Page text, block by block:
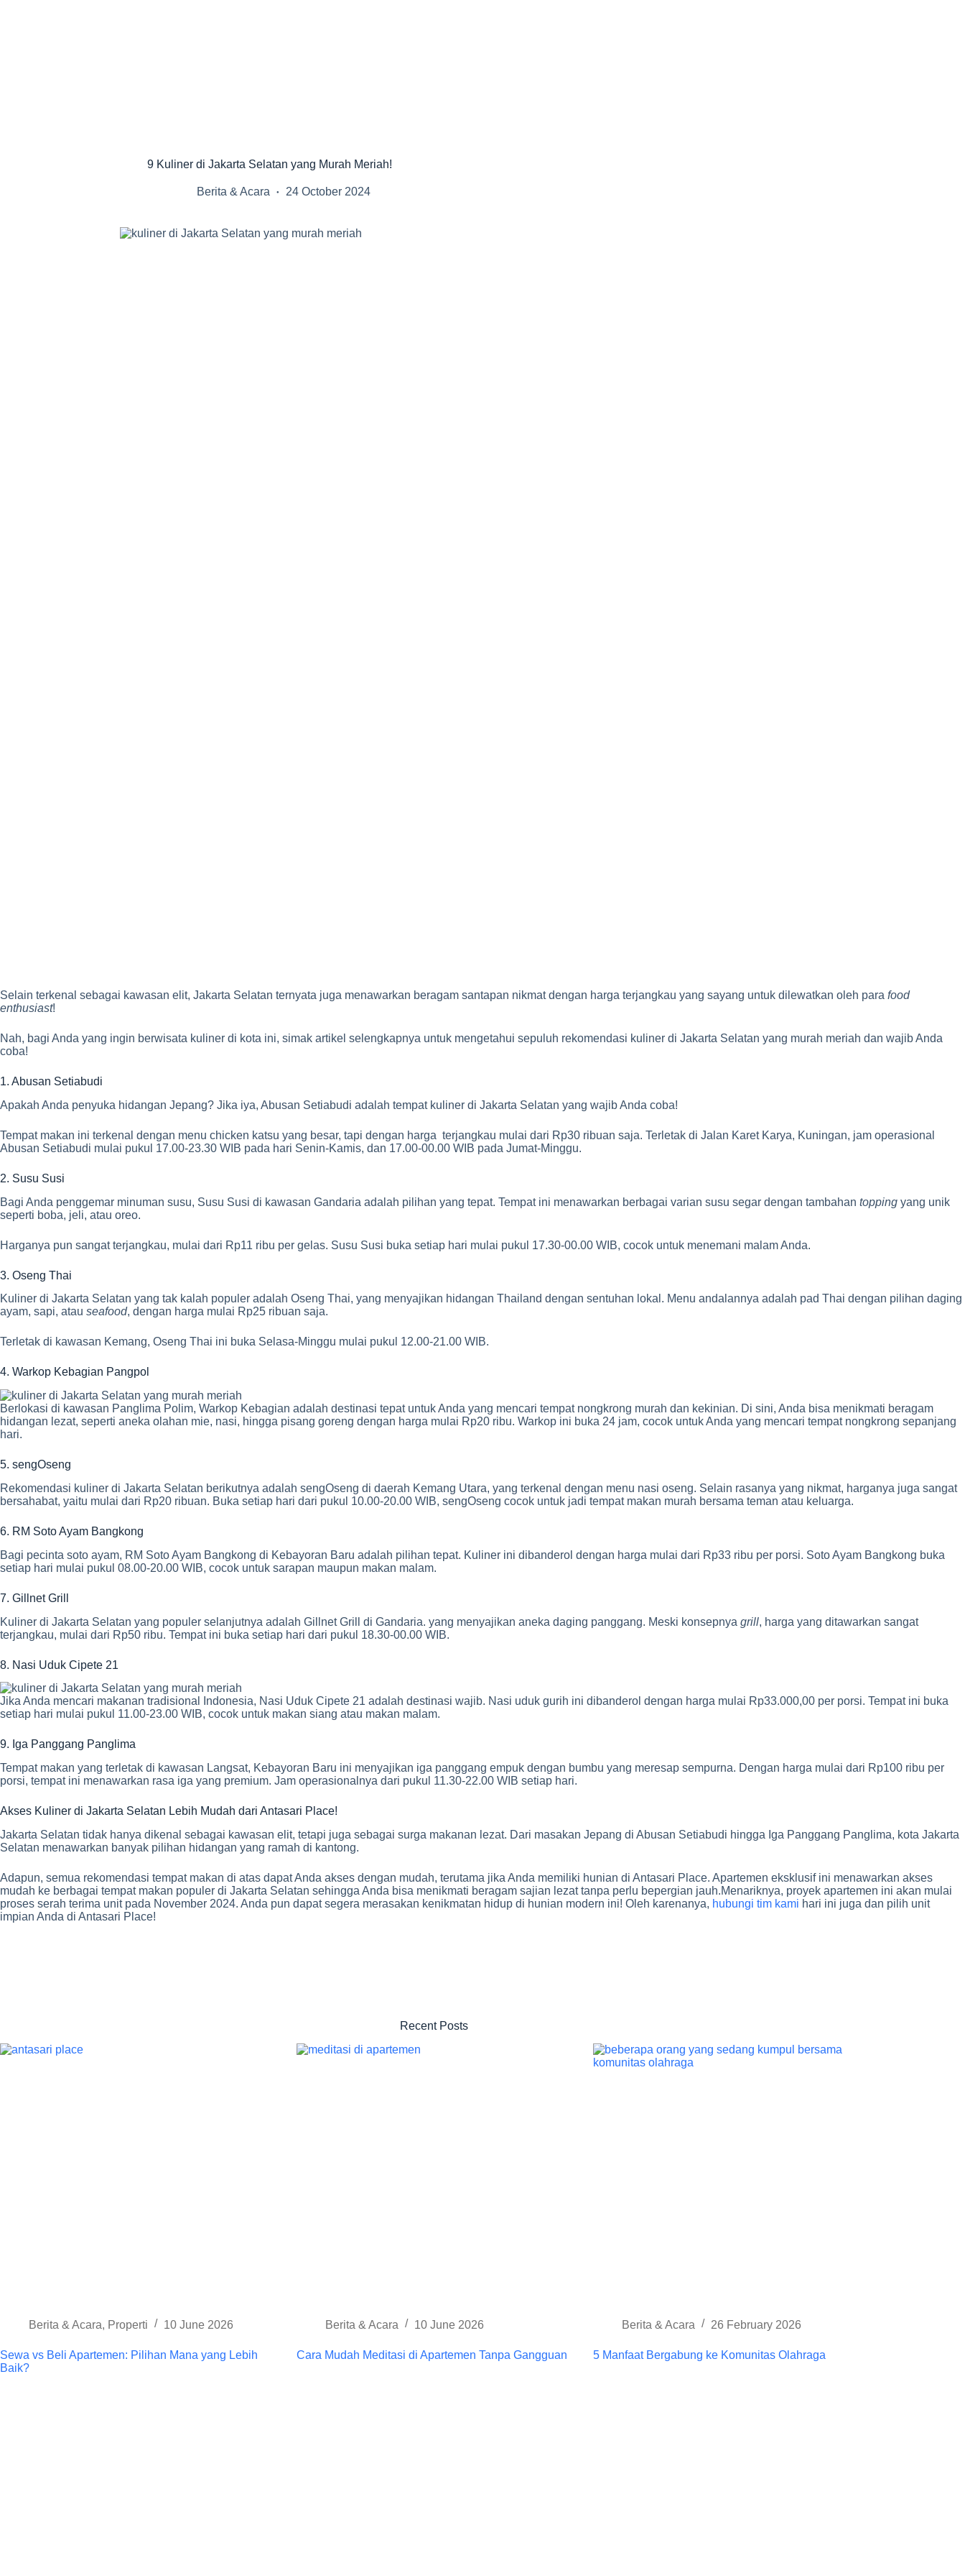
9 Kuliner di Jakarta Selatan yang Murah Meriah!
Berita & Acara 24 October 2024
Selain terkenal sebagai kawasan elit, Jakarta Selatan ternyata juga menawarkan beragam santapan nikmat dengan harga terjangkau yang sayang untuk dilewatkan oleh para food
enthusiast!
Nah, bagi Anda yang ingin berwisata kuliner di kota ini, simak artikel selengkapnya untuk mengetahui sepuluh rekomendasi kuliner di Jakarta Selatan yang murah meriah dan wajib Anda
coba!
1. Abusan Setiabudi
Apakah Anda penyuka hidangan Jepang? Jika iya, Abusan Setiabudi adalah tempat kuliner di Jakarta Selatan yang wajib Anda coba!
Tempat makan ini terkenal dengan menu chicken katsu yang besar, tapi dengan harga terjangkau mulai dari Rp30 ribuan saja. Terletak di Jalan Karet Karya, Kuningan, jam operasional
Abusan Setiabudi mulai pukul 17.00-23.30 WIB pada hari Senin-Kamis, dan 17.00-00.00 WIB pada Jumat-Minggu.
2. Susu Susi
Bagi Anda penggemar minuman susu, Susu Susi di kawasan Gandaria adalah pilihan yang tepat. Tempat ini menawarkan berbagai varian susu segar dengan tambahan topping yang unik
seperti boba, jeli, atau oreo.
Harganya pun sangat terjangkau, mulai dari Rp11 ribu per gelas. Susu Susi buka setiap hari mulai pukul 17.30-00.00 WIB, cocok untuk menemani malam Anda.
3. Oseng Thai
Kuliner di Jakarta Selatan yang tak kalah populer adalah Oseng Thai, yang menyajikan hidangan Thailand dengan sentuhan lokal. Menu andalannya adalah pad Thai dengan pilihan daging
ayam, sapi, atau seafood, dengan harga mulai Rp25 ribuan saja.
Terletak di kawasan Kemang, Oseng Thai ini buka Selasa-Minggu mulai pukul 12.00-21.00 WIB.
4. Warkop Kebagian Pangpol
Berlokasi di kawasan Panglima Polim, Warkop Kebagian adalah destinasi tepat untuk Anda yang mencari tempat nongkrong murah dan kekinian. Di sini, Anda bisa menikmati beragam
hidangan lezat, seperti aneka olahan mie, nasi, hingga pisang goreng dengan harga mulai Rp20 ribu. Warkop ini buka 24 jam, cocok untuk Anda yang mencari tempat nongkrong sepanjang
hari.
5. sengOseng
Rekomendasi kuliner di Jakarta Selatan berikutnya adalah sengOseng di daerah Kemang Utara, yang terkenal dengan menu nasi oseng. Selain rasanya yang nikmat, harganya juga sangat
bersahabat, yaitu mulai dari Rp20 ribuan. Buka setiap hari dari pukul 10.00-20.00 WIB, sengOseng cocok untuk jadi tempat makan murah bersama teman atau keluarga.
6. RM Soto Ayam Bangkong
Bagi pecinta soto ayam, RM Soto Ayam Bangkong di Kebayoran Baru adalah pilihan tepat. Kuliner ini dibanderol dengan harga mulai dari Rp33 ribu per porsi. Soto Ayam Bangkong buka
setiap hari mulai pukul 08.00-20.00 WIB, cocok untuk sarapan maupun makan malam.
7. Gillnet Grill
Kuliner di Jakarta Selatan yang populer selanjutnya adalah Gillnet Grill di Gandaria. yang menyajikan aneka daging panggang. Meski konsepnya grill, harga yang ditawarkan sangat
terjangkau, mulai dari Rp50 ribu. Tempat ini buka setiap hari dari pukul 18.30-00.00 WIB.
8. Nasi Uduk Cipete 21
Jika Anda mencari makanan tradisional Indonesia, Nasi Uduk Cipete 21 adalah destinasi wajib. Nasi uduk gurih ini dibanderol dengan harga mulai Rp33.000,00 per porsi. Tempat ini buka
setiap hari mulai pukul 11.00-23.00 WIB, cocok untuk makan siang atau makan malam.
9. Iga Panggang Panglima
Tempat makan yang terletak di kawasan Langsat, Kebayoran Baru ini menyajikan iga panggang empuk dengan bumbu yang meresap sempurna. Dengan harga mulai dari Rp100 ribu per
porsi, tempat ini menawarkan rasa iga yang premium. Jam operasionalnya dari pukul 11.30-22.00 WIB setiap hari.
Akses Kuliner di Jakarta Selatan Lebih Mudah dari Antasari Place!
Jakarta Selatan tidak hanya dikenal sebagai kawasan elit, tetapi juga sebagai surga makanan lezat. Dari masakan Jepang di Abusan Setiabudi hingga Iga Panggang Panglima, kota Jakarta
Selatan menawarkan banyak pilihan hidangan yang ramah di kantong.
Adapun, semua rekomendasi tempat makan di atas dapat Anda akses dengan mudah, terutama jika Anda memiliki hunian di Antasari Place. Apartemen eksklusif ini menawarkan akses
mudah ke berbagai tempat makan populer di Jakarta Selatan sehingga Anda bisa menikmati beragam sajian lezat tanpa perlu bepergian jauh.Menariknya, proyek apartemen ini akan mulai
proses serah terima unit pada November 2024. Anda pun dapat segera merasakan kenikmatan hidup di hunian modern ini! Oleh karenanya, hubungi tim kami hari ini juga dan pilih unit
impian Anda di Antasari Place!
Recent Posts
Berita & Acara, Properti 10 June 2026
Sewa vs Beli Apartemen: Pilihan Mana yang Lebih
Baik?
Berita & Acara 10 June 2026
Cara Mudah Meditasi di Apartemen Tanpa Gangguan
Berita & Acara 26 February 2026
5 Manfaat Bergabung ke Komunitas Olahraga